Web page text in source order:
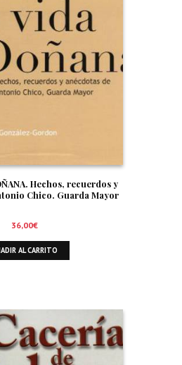
Hechos, recuerdos y
Chico. Guarda Mayor
36,00€
AL CARRITO